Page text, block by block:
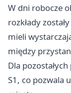
W dni robocze
rozkłady
mieli
między
Dla
S1, co pozwala